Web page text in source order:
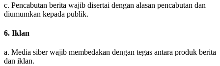
c. Pencabutan berita wajib disertai dengan alasan pencabutan dan
diumumkan kepada publik.
6. Iklan
a. Media siber wajib membedakan dengan tegas antara produk berita
dan iklan.